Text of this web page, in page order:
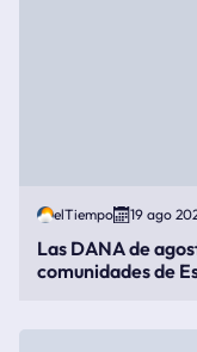
elTiempo 19 ago
Las DANA de
comunidades de